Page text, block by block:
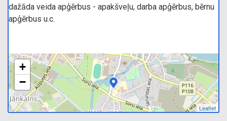
dažāda veida apģērbus - apakšveļu, darba apģērbus, bērnu
apģērbus u.c.
+
−
Leaflet